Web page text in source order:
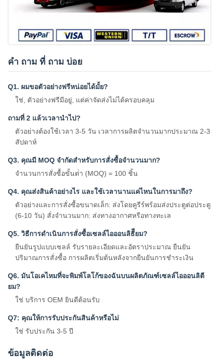
คํา ถาม ที่ ถาม บ่อย
Q1. ผมขอตัวอย่างฟรีหน่อยได้มั้ย?
ใช่, ตัวอย่างฟรีมีอยู่, แต่ค่าจัดส่งไม่ได้ครอบคลุม
ถามที่ 2 แล้วเวลานําไป?
ตัวอย่างต้องใช้เวลา 3-5 วัน เวลาการผลิตจํานวนมากประมาณ 2-3
สัปดาห์
Q3. คุณมี MOQ จํากัดสําหรับการสั่งซื้อจํานวนมาก?
จํานวนการสั่งซื้อขั้นต่ํา (MOQ) = 100 ชิ้น
Q4. คุณส่งสินค้าอย่างไร และใช้เวลานานแค่ไหนในการมาถึง?
ตัวอย่างและการสั่งซื้อขนาดเล็ก: ส่งโดยคูรีร์พร้อมส่งประตูต่อประตู
(6-10 วัน) สั่งจํานวนมาก: ส่งทางอากาศหรือทางทะเล
Q5. วิธีการดําเนินการสั่งซื้อเซลล์ไอออนลิธีียม?
ยืนยันรูปแบบเซลล์ รับรายละเอียดและอัตราประมาณ ยืนยัน
ปริมาณการสั่งซื้อ การผลิตเริ่มต้นหลังจากยืนยันการชําระเงิน
Q6. มันโอเคไหมที่จะพิมพ์โลโก้ของฉันบนผลิตภัณฑ์เซลล์ไอออนลิตี
ยม?
ใช่ บริการ OEM ยินดีต้อนรับ
Q7: คุณให้การรับประกันสินค้าหรือไม่
ใช่ รับประกัน 3-5 ปี
ข้อมูลติดต่อ